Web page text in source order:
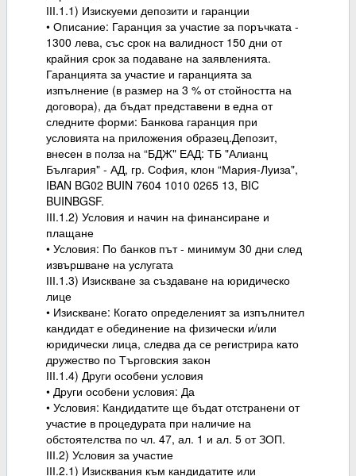
ІІІ.1.1) Изискуеми депозити и гаранции
• Описание: Гаранция за участие за поръчката -
1300 лева, със срок на валидност 150 дни от
крайния срок за подаване на заявленията.
Гаранцията за участие и гаранцията за
изпълнение (в размер на 3 % от стойността на
договора), да бъдат представени в една от
следните форми: Банкова гаранция при
условията на приложения образец.Депозит,
внесен в полза на “БДЖ" ЕАД: ТБ "Алианц
България" - АД, гр. София, клон “Мария-Луиза",
IBAN BG02 BUIN 7604 1010 0265 13, BIC
BUINBGSF.
ІІІ.1.2) Условия и начин на финансиране и
плащане
• Условия: По банков път - минимум 30 дни след
извършване на услугата
ІІІ.1.3) Изискване за създаване на юридическо
лице
• Изискване: Когато определеният за изпълнител
кандидат е обединение на физически и/или
юридически лица, следва да се регистрира като
дружество по Търговския закон
ІІІ.1.4) Други особени условия
• Други особени условия: Да
• Условия: Кандидатите ще бъдат отстранени от
участие в процедурата при наличие на
обстоятелства по чл. 47, ал. 1 и ал. 5 от ЗОП.
ІІІ.2) Условия за участие
ІІІ.2.1) Изисквания към кандидатите или